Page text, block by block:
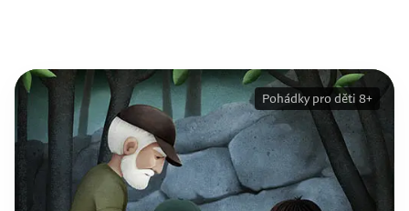
Pohádky pro děti 8+